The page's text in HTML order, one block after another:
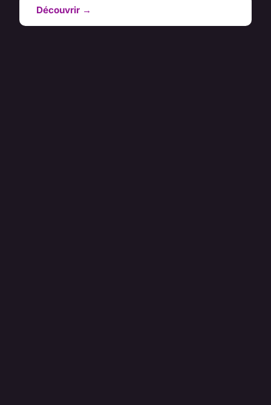
Découvrir →